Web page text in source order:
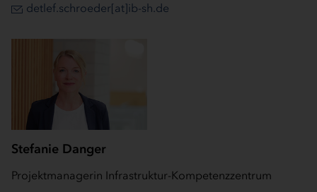
detlef.schroeder[at]ib-sh.de
Stefanie Danger
Projektmanagerin Infrastruktur-Kompetenzzentrum